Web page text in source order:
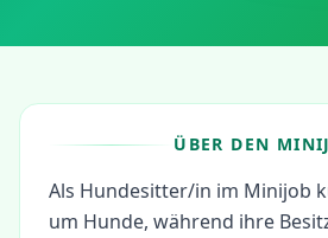
ÜBER DEN
Als Hundesitter/in im Minijob
um Hunde, während ihre